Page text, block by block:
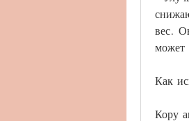
вес.
может
Как
Кору